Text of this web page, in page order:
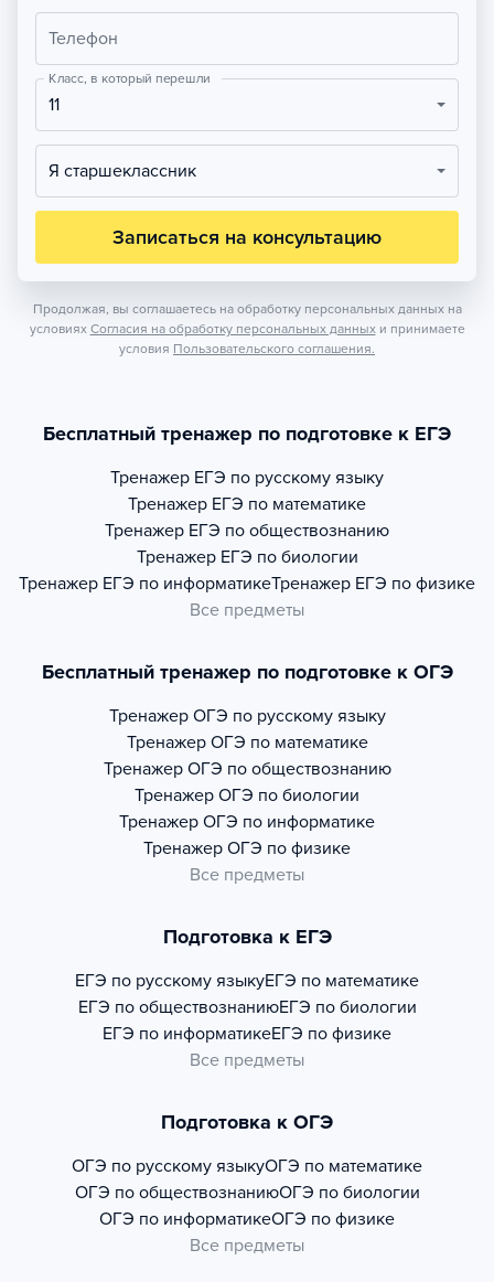
Телефон
Класс, в который перешли
11
Я старшеклассник
Записаться на консультацию
Продолжая, вы соглашаетесь на обработку персональных данных на
условиях Согласия на обработку персональных данных и принимаете
условия Пользовательского соглашения.
Бесплатный тренажер по подготовке к ЕГЭ
Тренажер ЕГЭ по русскому языку
Тренажер ЕГЭ по математике
Тренажер ЕГЭ по обществознанию
Тренажер ЕГЭ по биологии
Тренажер ЕГЭ по информатикеТренажер ЕГЭ по физике
Все предметы
Бесплатный тренажер по подготовке к ОГЭ
Тренажер ОГЭ по русскому языку
Тренажер ОГЭ по математике
Тренажер ОГЭ по обществознанию
Тренажер ОГЭ по биологии
Тренажер ОГЭ по информатике
Тренажер ОГЭ по физике
Все предметы
Подготовка к ЕГЭ
ЕГЭ по русскому языкуЕГЭ по математике
ЕГЭ по обществознаниюЕГЭ по биологии
ЕГЭ по информатикеЕГЭ по физике
Все предметы
Подготовка к ОГЭ
ОГЭ по русскому языкуОГЭ по математике
ОГЭ по обществознаниюОГЭ по биологии
ОГЭ по информатикеОГЭ по физике
Все предметы